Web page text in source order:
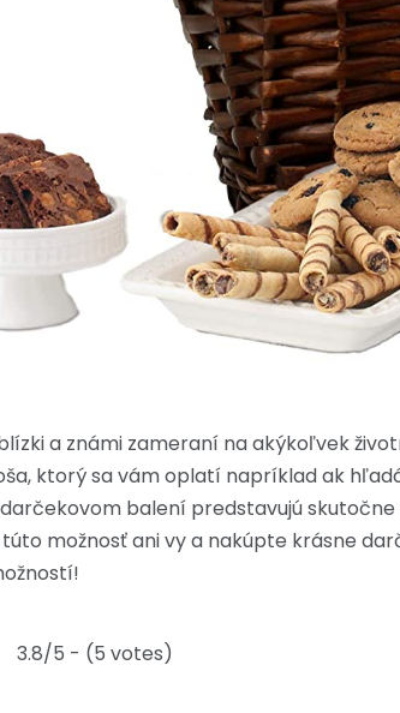
a známi zameraní na akýkoľvek
ktorý sa vám oplatí napríklad ak
balení predstavujú
možnosť ani vy a nakúpte krásne
3.8/5 - (5 votes)